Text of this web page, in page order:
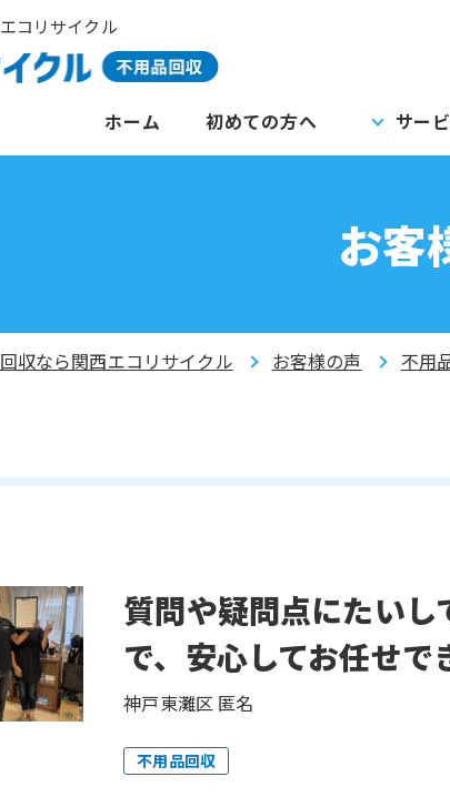
コリサイクル
ホーム 初めての方へ サー
お客
収なら関西エコリサイクル お客様の声 不用
質問や疑問点にたい
で、安心してお任せで
神戸東灘区 匿名
不用品回収